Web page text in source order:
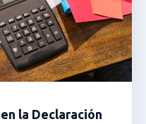
la Declaración